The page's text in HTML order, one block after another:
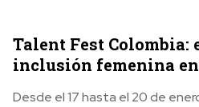
Talent Fest Colombia:
inclusión femenina
Desde el 17 hasta el 20 de